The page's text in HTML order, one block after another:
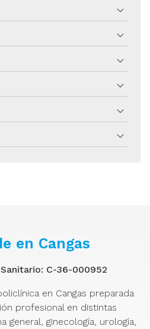
en Cangas
C-36-000952
en Cangas preparada
profesional en distintas
general, ginecología, urología,